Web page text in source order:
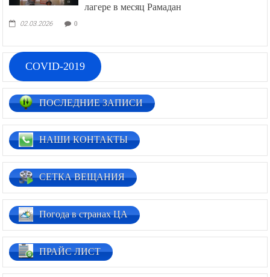
лагере в месяц Рамадан
02.03.2026 0
COVID-2019
ПОСЛЕДНИЕ ЗАПИСИ
НАШИ КОНТАКТЫ
СЕТКА ВЕЩАНИЯ
Погода в странах ЦА
ПРАЙС ЛИСТ